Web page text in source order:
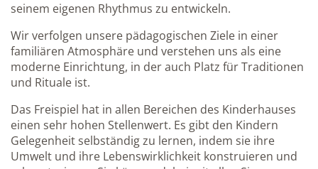
seinem eigenen Rhythmus zu entwickeln.
Wir verfolgen unsere pädagogischen Ziele in einer
familiären Atmosphäre und verstehen uns als eine
moderne Einrichtung, in der auch Platz für Traditionen
und Rituale ist.
Das Freispiel hat in allen Bereichen des Kinderhauses
einen sehr hohen Stellenwert. Es gibt den Kindern
Gelegenheit selbständig zu lernen, indem sie ihre
Umwelt und ihre Lebenswirklichkeit konstruieren und